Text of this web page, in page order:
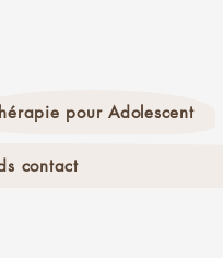
pour Adolescent
contact